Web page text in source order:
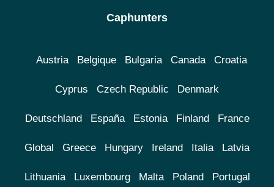
Caphunters
Austria Belgique Bulgaria Canada Croatia
Cyprus Czech Republic Denmark
Deutschland España Estonia Finland France
Global Greece Hungary Ireland Italia Latvia
Lithuania Luxembourg Malta Poland Portugal